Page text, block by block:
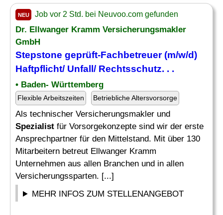
NEU Job vor 2 Std. bei Neuvoo.com gefunden
Dr. Ellwanger Kramm Versicherungsmakler
GmbH
Stepstone geprüft-Fachbetreuer (m/w/d)
Haftpflicht/ Unfall/ Rechtsschutz. . .
• Baden- Württemberg
Flexible Arbeitszeiten Betriebliche Altersvorsorge
Als technischer Versicherungsmakler und
Spezialist für Vorsorgekonzepte sind wir der erste
Ansprechpartner für den Mittelstand. Mit über 130
Mitarbeitern betreut Ellwanger Kramm
Unternehmen aus allen Branchen und in allen
Versicherungssparten. [...]
MEHR INFOS ZUM STELLENANGEBOT